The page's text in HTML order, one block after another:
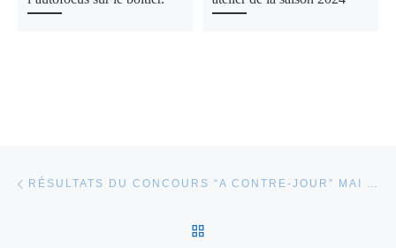
RÉSULTATS DU CONCOURS “A CONTRE-JOUR” MAI 2025